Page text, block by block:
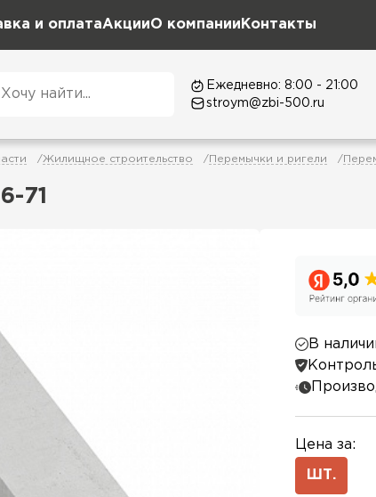
и оплатаАкцииО компании Контакты
Ежедневно: 8:00 - 21:00
stroym@zbi-500.ru
Жилищное строительство Перемычки и ригели
71
В
Цена за:
ШТ.